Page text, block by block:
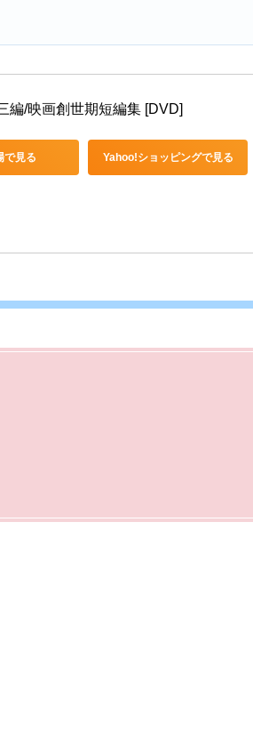
編/映画創世期短編集 [DVD]
で見る Yahoo!ショッピングで見る